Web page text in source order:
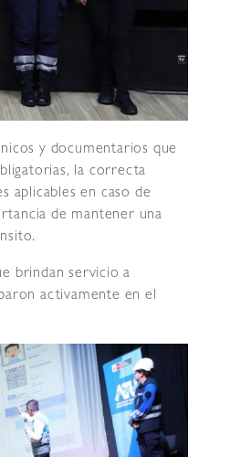
y documentarios que
la correcta
aplicables en caso de
de mantener una
brindan servicio a
activamente en el